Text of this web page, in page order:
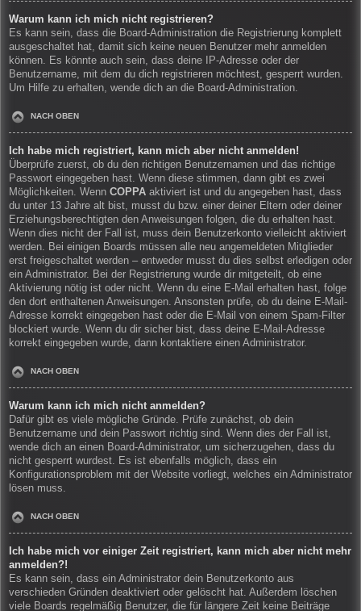
Warum kann ich mich nicht registrieren?
Es kann sein, dass die Board-Administration die Registrierung komplett
ausgeschaltet hat, damit sich keine neuen Benutzer mehr anmelden
können. Es könnte auch sein, dass deine IP-Adresse oder der
Benutzername, mit dem du dich registrieren möchtest, gesperrt wurden.
Um Hilfe zu erhalten, wende dich an die Board-Administration.
NACH OBEN
Ich habe mich registriert, kann mich aber nicht anmelden!
Überprüfe zuerst, ob du den richtigen Benutzernamen und das richtige
Passwort eingegeben hast. Wenn diese stimmen, dann gibt es zwei
Möglichkeiten. Wenn COPPA aktiviert ist und du angegeben hast, dass
du unter 13 Jahre alt bist, musst du bzw. einer deiner Eltern oder deiner
Erziehungsberechtigten den Anweisungen folgen, die du erhalten hast.
Wenn dies nicht der Fall ist, muss dein Benutzerkonto vielleicht aktiviert
werden. Bei einigen Boards müssen alle neu angemeldeten Mitglieder
erst freigeschaltet werden – entweder musst du dies selbst erledigen oder
ein Administrator. Bei der Registrierung wurde dir mitgeteilt, ob eine
Aktivierung nötig ist oder nicht. Wenn du eine E-Mail erhalten hast, folge
den dort enthaltenen Anweisungen. Ansonsten prüfe, ob du deine E-Mail-
Adresse korrekt eingegeben hast oder die E-Mail von einem Spam-Filter
blockiert wurde. Wenn du dir sicher bist, dass deine E-Mail-Adresse
korrekt eingegeben wurde, dann kontaktiere einen Administrator.
NACH OBEN
Warum kann ich mich nicht anmelden?
Dafür gibt es viele mögliche Gründe. Prüfe zunächst, ob dein
Benutzername und dein Passwort richtig sind. Wenn dies der Fall ist,
wende dich an einen Board-Administrator, um sicherzugehen, dass du
nicht gesperrt wurdest. Es ist ebenfalls möglich, dass ein
Konfigurationsproblem mit der Website vorliegt, welches ein Administrator
lösen muss.
NACH OBEN
Ich habe mich vor einiger Zeit registriert, kann mich aber nicht mehr
anmelden?!
Es kann sein, dass ein Administrator dein Benutzerkonto aus
verschieden Gründen deaktiviert oder gelöscht hat. Außerdem löschen
viele Boards regelmäßig Benutzer, die für längere Zeit keine Beiträge